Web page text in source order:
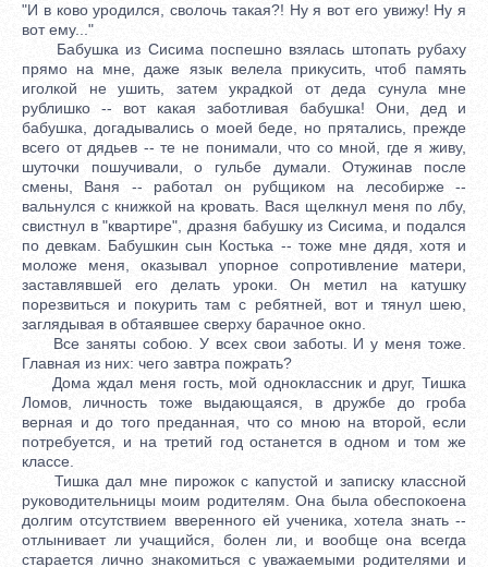
"И в ково уродился, сволочь такая?! Ну я вот его увижу! Ну я
вот ему..."
Бабушка из Сисима поспешно взялась штопать рубаху
прямо на мне, даже язык велела прикусить, чтоб память
иголкой не ушить, затем украдкой от деда сунула мне
рублишко -- вот какая заботливая бабушка! Они, дед и
бабушка, догадывались о моей беде, но прятались, прежде
всего от дядьев -- те не понимали, что со мной, где я живу,
шуточки пошучивали, о гульбе думали. Отужинав после
смены, Ваня -- работал он рубщиком на лесобирже --
вальнулся с книжкой на кровать. Вася щелкнул меня по лбу,
свистнул в "квартире", дразня бабушку из Сисима, и подался
по девкам. Бабушкин сын Костька -- тоже мне дядя, хотя и
моложе меня, оказывал упорное сопротивление матери,
заставлявшей его делать уроки. Он метил на катушку
порезвиться и покурить там с ребятней, вот и тянул шею,
заглядывая в обтаявшее сверху барачное окно.
Все заняты собою. У всех свои заботы. И у меня тоже.
Главная из них: чего завтра пожрать?
Дома ждал меня гость, мой одноклассник и друг, Тишка
Ломов, личность тоже выдающаяся, в дружбе до гроба
верная и до того преданная, что со мною на второй, если
потребуется, и на третий год останется в одном и том же
классе.
Тишка дал мне пирожок с капустой и записку классной
руководительницы моим родителям. Она была обеспокоена
долгим отсутствием вверенного ей ученика, хотела знать --
отлынивает ли учащийся, болен ли, и вообще она всегда
старается лично знакомиться с уважаемыми родителями и